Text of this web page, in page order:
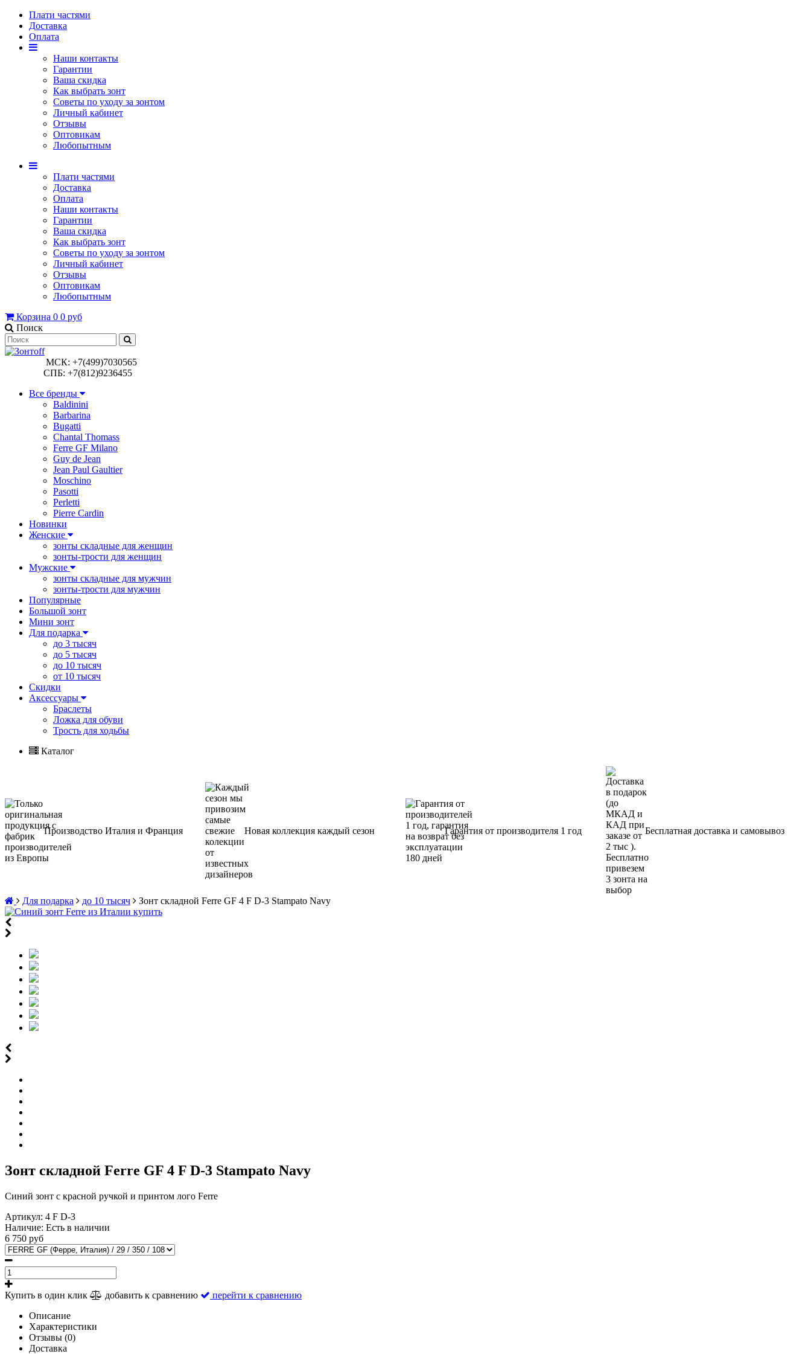
Плати частями
Доставка
Оплата
Наши контакты
Гарантии
Ваша скидка
Как выбрать зонт
Советы по уходу за зонтом
Личный кабинет
Отзывы
Оптовикам
Любопытным
Плати частями
Доставка
Оплата
Наши контакты
Гарантии
Ваша скидка
Как выбрать зонт
Советы по уходу за зонтом
Личный кабинет
Отзывы
Оптовикам
Любопытным
Корзина 0 0 руб
Поиск
МСК: +7(499)7030565
СПБ: +7(812)9236455
Все бренды
Baldinini
Barbarina
Bugatti
Chantal Thomass
Ferre GF Milano
Guy de Jean
Jean Paul Gaultier
Moschino
Pasotti
Perletti
Pierre Cardin
Новинки
Женские
зонты складные для женщин
зонты-трости для женщин
Мужские
зонты складные для мужчин
зонты-трости для мужчин
Популярные
Большой зонт
Мини зонт
Для подарка
до 3 тысяч
до 5 тысяч
до 10 тысяч
от 10 тысяч
Скидки
Аксессуары
Браслеты
Ложка для обуви
Трость для ходьбы
Каталог
Производство Италия и Франция Новая коллекция каждый сезон Гарантия от производителя 1 год Бесплатная доставка и самовывоз
Для подарка до 10 тысяч Зонт складной Ferre GF 4 F D-3 Stampato Navy
Зонт складной Ferre GF 4 F D-3 Stampato Navy
Синий зонт с красной ручкой и принтом лого Ferre
Артикул: 4 F D-3
Наличие: Есть в наличии
6 750 руб
Купить в один клик добавить к сравнению
перейти к сравнению
Описание
Характеристики
Отзывы (0)
Доставка